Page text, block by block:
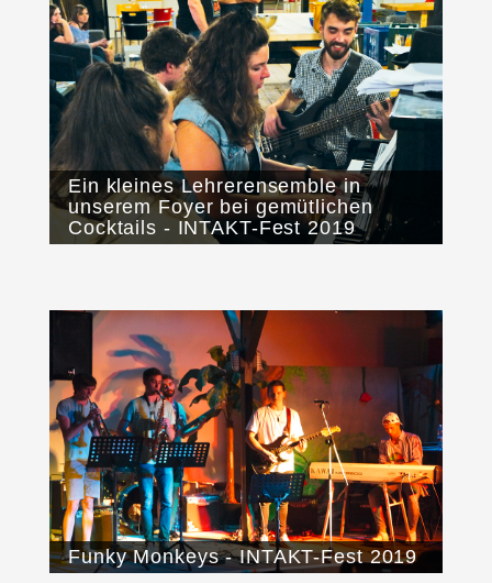
Ein kleines Lehrerensemble in
unserem Foyer bei gemütlichen
Cocktails - INTAKT-Fest 2019
Funky Monkeys - INTAKT-Fest 2019